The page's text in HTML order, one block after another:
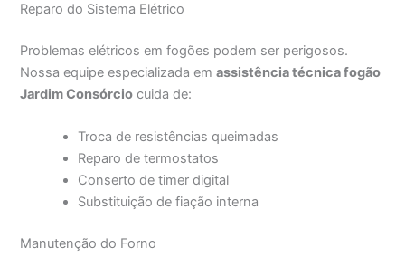
Reparo do Sistema Elétrico
Problemas elétricos em fogões podem ser perigosos.
Nossa equipe especializada emassistência técnica fogão
Jardim Consórcio cuida de:
Troca de resistências queimadas
Reparo de termostatos
Conserto de timer digital
Substituição de fiação interna
Manutenção do Forno